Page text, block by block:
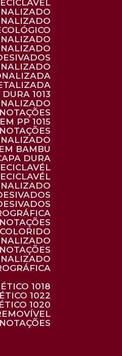
1013
PP 1015
BAMBU
DURA
1018
1022
1020